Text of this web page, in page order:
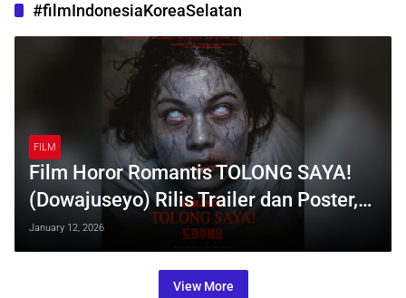
#filmIndonesiaKoreaSelatan
FILM
Film Horor Romantis TOLONG SAYA!
(Dowajuseyo) Rilis Trailer dan Poster,
Tayang 29 Januari 2026
January 12, 2026
View More